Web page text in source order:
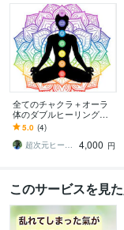
全てのチャクラ＋オーラ
体のダブルヒーリングし
ます 宇宙根源のエネルギ
ーで癒し、生命エネルギ
ーをチャージ！！
5.0 (4)
超次元ヒーラー みい
4,000 円
このサービスを見